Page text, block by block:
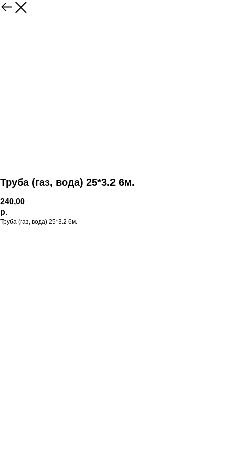
Труба (газ, вода) 25*3.2 6м.
240,00
р.
Труба (газ, вода) 25*3.2 6м.